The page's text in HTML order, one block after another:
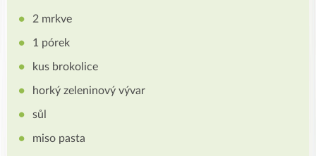
2 mrkve
1 pórek
kus brokolice
horký zeleninový vývar
sůl
miso pasta